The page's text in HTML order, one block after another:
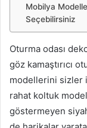
Mobilya
Seçebilirsiniz
Oturma odası
göz kamaştırıcı
modellerini sizler
rahat koltuk
göstermeyen